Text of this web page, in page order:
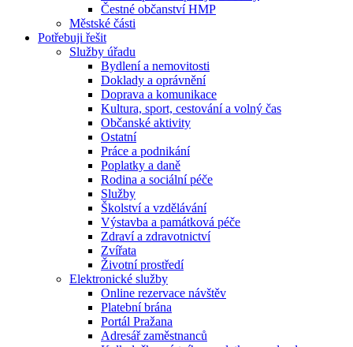
Čestné občanství HMP
Městské části
Potřebuji řešit
Služby úřadu
Bydlení a nemovitosti
Doklady a oprávnění
Doprava a komunikace
Kultura, sport, cestování a volný čas
Občanské aktivity
Ostatní
Práce a podnikání
Poplatky a daně
Rodina a sociální péče
Služby
Školství a vzdělávání
Výstavba a památková péče
Zdraví a zdravotnictví
Zvířata
Životní prostředí
Elektronické služby
Online rezervace návštěv
Platební brána
Portál Pražana
Adresář zaměstnanců